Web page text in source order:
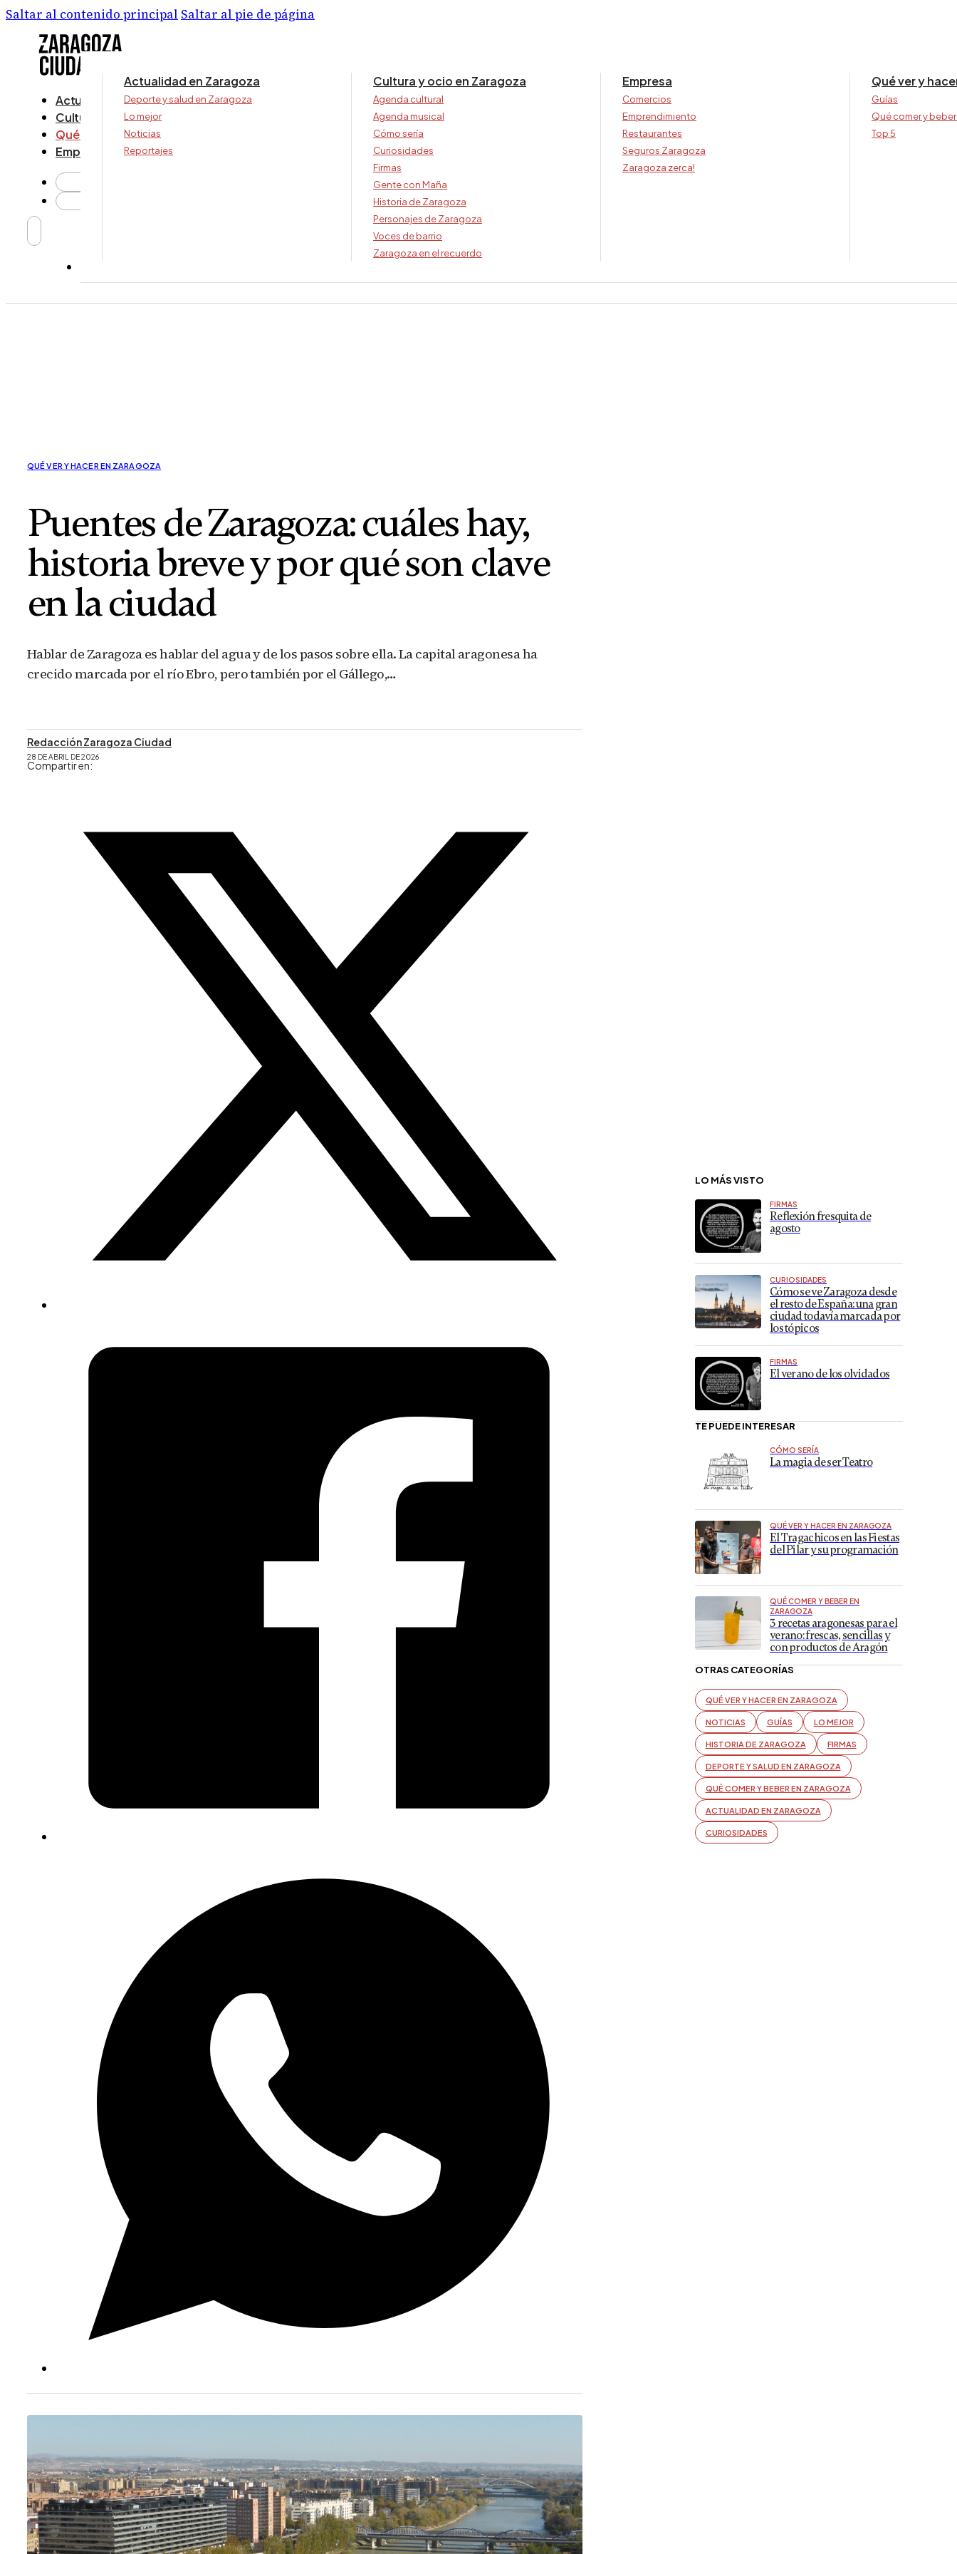
Saltar al contenido principal Saltar al pie de página
Actualidad
Cultura y ocio
Qué ver y hacer
Empresa
Actualidad en Zaragoza
Deporte y salud en Zaragoza
Lo mejor
Noticias
Reportajes
Cultura y ocio en Zaragoza
Agenda cultural
Agenda musical
Cómo sería
Curiosidades
Firmas
Gente con Maña
Historia de Zaragoza
Personajes de Zaragoza
Voces de barrio
Zaragoza en el recuerdo
Empresa
Comercios
Emprendimiento
Restaurantes
Seguros Zaragoza
Zaragoza zerca!
Qué ver y
Guías
Qué comer y
Top 5
QUÉ VER Y HACER EN ZARAGOZA
Puentes de Zaragoza: cuáles hay,
historia breve y por qué son clave
en la ciudad
Hablar de Zaragoza es hablar del agua y de los pasos sobre ella. La capital aragonesa ha
crecido marcada por el río Ebro, pero también por el Gállego,…
Redacción Zaragoza Ciudad
28 DE ABRIL DE 2026
Compartir en:
LO MÁS VISTO
FIRMAS
Reflexión fresquita de
agosto
CURIOSIDADES
Cómo se ve Zaragoza desde
el resto de España: una gran
ciudad todavía marcada por
los tópicos
FIRMAS
El verano de los olvidados
TE PUEDE INTERESAR
CÓMO SERÍA
La magia de ser Teatro
QUÉ VER Y HACER EN ZARAGOZA
El Tragachicos en las Fiestas
del Pilar y su programación
QUÉ COMER Y BEBER EN
ZARAGOZA
3 recetas aragonesas para el
verano: frescas, sencillas y
con productos de Aragón
OTRAS CATEGORÍAS
QUÉ VER Y HACER EN ZARAGOZA
NOTICIAS GUÍAS LO MEJOR
HISTORIA DE ZARAGOZA FIRMAS
DEPORTE Y SALUD EN ZARAGOZA
QUÉ COMER Y BEBER EN ZARAGOZA
ACTUALIDAD EN ZARAGOZA
CURIOSIDADES